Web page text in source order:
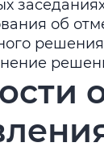
об